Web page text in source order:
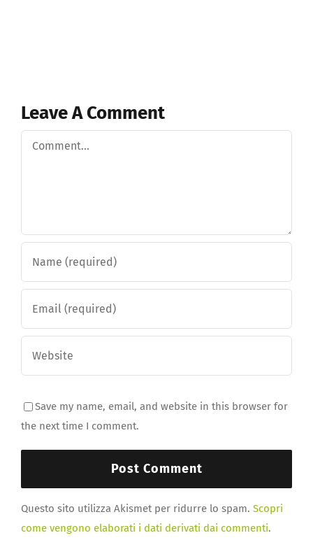
Leave A Comment
Comment
Save my name, email, and website in this browser for
the next time I comment.
Questo sito utilizza Akismet per ridurre lo spam. Scopri
come vengono elaborati i dati derivati dai commenti.